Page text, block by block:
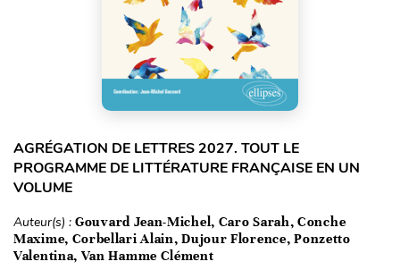
AGRÉGATION DE LETTRES 2027. TOUT LE
PROGRAMME DE LITTÉRATURE FRANÇAISE EN UN
VOLUME
Auteur(s) : Gouvard Jean-Michel, Caro Sarah, Conche
Maxime, Corbellari Alain, Dujour Florence, Ponzetto
Valentina, Van Hamme Clément